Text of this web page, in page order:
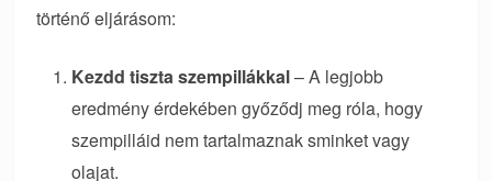
történő eljárásom:
Kezdd tiszta szempillákkal– A legjobb
eredmény érdekében győződj meg róla, hogy
szempilláid nem tartalmaznak sminket vagy
olajat.